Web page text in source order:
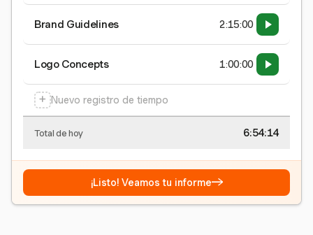
Brand Guidelines 2:15:00
Logo Concepts 1:00:00
+ Nuevo registro de tiempo
Total de hoy 6:54:15
¡Listo! Veamos tu informe→